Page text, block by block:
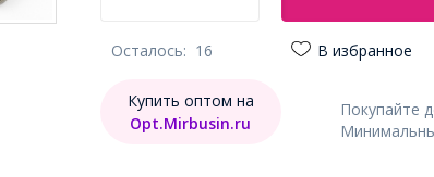
Осталось: 16 В избранное
Покупайте
Купить оптом на
Opt.Mirbusin.ru